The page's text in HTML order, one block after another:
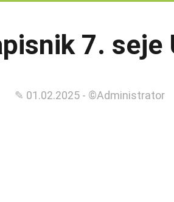
7. seje
✎ 01.02.2025 - ©Administrator